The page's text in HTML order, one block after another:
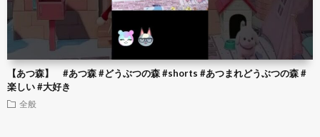
【あつ森】 #あつ森 #どうぶつの森 #shorts #あつまれどうぶつの森 #
楽しい #大好き
全般